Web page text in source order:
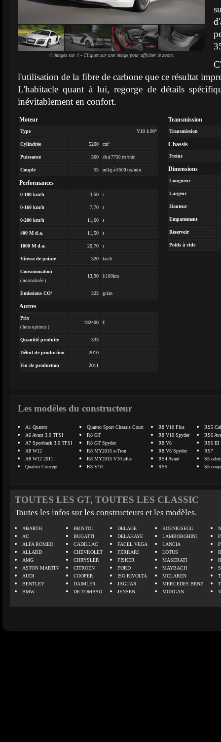
4 images sur 4 - Cliquez sur une image pour afficher le zoom.
l'utilisation de la fibre de carbone que ce résultat
L'habitacle quant à lui, regorge de détails
inévitablement en confort.
Moteur
Type V10 à 90°
Cylindrée 5200 cm³
Puissance 560 ch à 7750 trs/min
Couple 55 m/kg à 6500 trs/min
Performances
0-100 km/h 3,50 s
0-160 km/h 7,70 s
0-200 km/h 11,60 s
400 M d.a. 11,50 s
1000 M d.a. 20,70 s
Vitesse de pointe 320 km/h
Consommation
( normalisée )
13,90 l/100km
Emissions CO² 323 g/km
Autres
Prix
( hors options )
192400 €
Quantité produite 333
Début de production 2010
Fin de production 2011
Transmission
Transmission
Chassis
Freins
Dimensions
Longueur
Largeur
Hauteur
Empattement
Réservoir
Poids à vide
Les modèles du constructeur
A1 Quattro
A6 Avant 3.0 TFSI
A7 Sportback 3.0 TFSI
A8 W12
A8 W12 2011
Quattro Concept
Quattro Sport Chassis Court
R8 GT
R8 GT Spyder
R8 MY2015 e-Tron
R8 MY2015 V10 plus
R8 V10
R8 V10 Plus
R8 V10 Spyder
R8 V8
R8 V8 Spyder
RS4 Avant
RS5
RS5
RS6
RS6 III
RS7
S5
S5
TOUTES LES GT, TOUTES LES CLASSIC
Toutes les infos sur les constructeurs et les modèles.
ABARTH
AC
ALFA ROMEO
ALLARD
AMG
ASTON MARTIN
AUDI
BENTLEY
BMW
BRISTOL
BUGATTI
CADILLAC
CHEVROLET
CHRYSLER
CITROEN
COOPER
DAIMLER
DE TOMASO
DELAGE
DELAHAYE
FACEL VEGA
FERRARI
FISKER
FORD
ISO RIVOLTA
JAGUAR
JENSEN
KOENIGSEGG
LAMBORGHINI
LANCIA
LOTUS
MASERATI
MAYBACH
MCLAREN
MERCEDES BENZ
MORGAN